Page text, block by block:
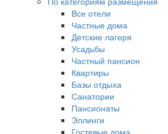
Все отели
Частные дома
Детские лагеря
Усадьбы
Частный пансион
Квартиры
Базы отдыха
Санатории
Пансионаты
Эллинги
Гостевые дома